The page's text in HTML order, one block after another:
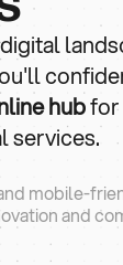
hubfor
services.
mobile-
and